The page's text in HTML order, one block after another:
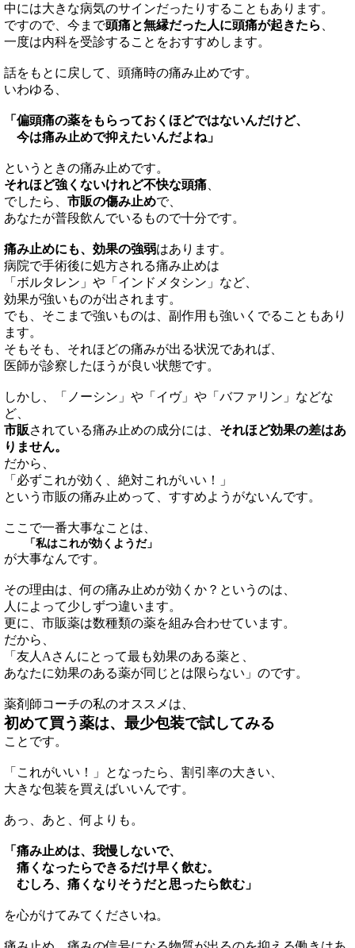
中には大きな病気のサインだったりすることもあります。
ですので、今まで頭痛と無縁だった人に頭痛が起きたら
一度は内科を受診することをおすすめします。
話をもとに戻して、頭痛時の痛み止めです。
いわゆる、
「偏頭痛の薬をもらっておくほどではないんだけど、
今は痛み止めで抑えたいんだよね」
というときの痛み止めです。
それほど強くないけれど不快な頭痛
でしたら、 市販の傷み止めで、
あなたが普段飲んでいるもので十分です。
痛み止めにも、効果の強弱はあります。
病院で手術後に処方される痛み止めは
「ボルタレン」や「インドメタシン」など、
効果が強いものが出されます。
でも、そこまで強いものは、副作用も強いくでることもあり
ます。
そもそも、それほどの痛みが出る状況であれば、
医師が診察したほうが良い状態です。
しかし、「ノーシン」や「イヴ」や「バファリン」などな
ど、
市販されている痛み止めの成分には、 それほど効果の差はあ
りません。
だから、
「必ずこれが効く、絶対これがいい！」
という市販の痛み止めって、すすめようがないんです。
ここで一番大事なことは、
「私はこれが効くようだ」
が大事なんです。
その理由は、何の痛み止めが効くか？というのは、
人によって少しずつ違います。
更に、市販薬は数種類の薬を組み合わせています。
だから、
「友人Aさんにとって最も効果のある薬と、
あなたに効果のある薬が同じとは限らない」のです。
薬剤師コーチの私のオススメは、
初めて買う薬は、最少包装で試してみる
ことです。
「これがいい！」となったら、割引率の大きい、
大きな包装を買えばいいんです。
あっ、あと、何よりも。
「痛み止めは、我慢しないで、
痛くなったらできるだけ早く飲む。
むしろ、痛くなりそうだと思ったら飲む」
を心がけてみてくださいね。